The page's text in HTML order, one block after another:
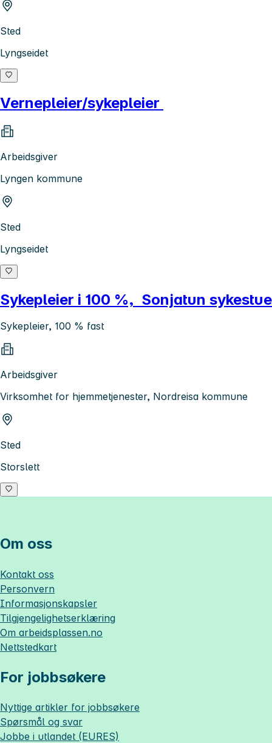
Sted
Lyngseidet
Vernepleier/sykepleier
Arbeidsgiver
Lyngen kommune
Sted
Lyngseidet
Sykepleier i 100 %, Sonjatun sykestue
Sykepleier, 100 % fast
Arbeidsgiver
Virksomhet for hjemmetjenester, Nordreisa kommune
Sted
Storslett
Om oss
Kontakt oss
Personvern
Informasjonskapsler
Tilgjengelighetserklæring
Om arbeidsplassen.no
Nettstedkart
For jobbsøkere
Nyttige artikler for jobbsøkere
Spørsmål og svar
Jobbe i utlandet (EURES)